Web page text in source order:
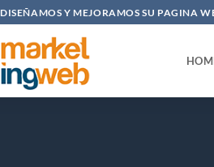
DISEÑAMOS Y MEJORAMOS SU PAGINA